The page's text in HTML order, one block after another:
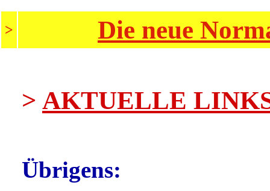
> Die neue
> AKTUELLE
Übrigens: